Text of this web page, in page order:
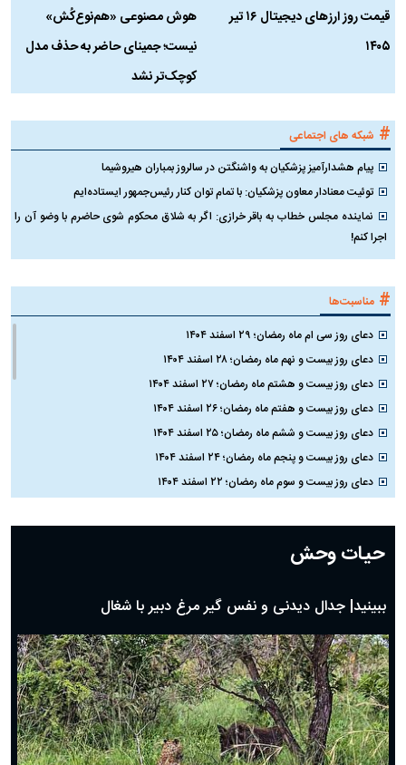
قیمت روز ارز‌های دیجیتال ۱۶ تیر
۱۴۰۵
هوش مصنوعی «هم‌نوع‌کُش»
نیست؛ جمینای حاضر به حذف مدل
کوچک‌تر نشد
# شبکه های اجتماعی
پیام هشدارآمیز پزشکیان به واشنگتن در سالروز بمباران هیروشیما
توئیت معنادار معاون پزشکیان: با تمام توان کنار رئیس‌جمهور ایستاده‌ایم
نماینده مجلس خطاب به باقر خرازی: اگر به شلاق محکوم شوی حاضرم با وضو آن را
اجرا کنم!
# مناسبت‌ها
دعای روز سی ام ماه رمضان؛ ۲۹ اسفند ۱۴۰۴
دعای روز بیست و نهم ماه رمضان؛ ۲۸ اسفند ۱۴۰۴
دعای روز بیست و هشتم ماه رمضان؛ ۲۷ اسفند ۱۴۰۴
دعای روز بیست و هفتم ماه رمضان؛ ۲۶ اسفند ۱۴۰۴
دعای روز بیست و ششم ماه رمضان؛ ۲۵ اسفند ۱۴۰۴
دعای روز بیست و پنجم ماه رمضان؛ ۲۴ اسفند ۱۴۰۴
دعای روز بیست و سوم ماه رمضان؛ ۲۲ اسفند ۱۴۰۴
دعای روز بیستم ماه رمضان؛ ۱۹ اسفند ۱۴۰۴
دعای روز هشتم ماه مبارک رمضان؛ ۷ اسفند ماه ۱۴۰۴
دعای روز ششم ماه رمضان؛ ۵ اسفند ۱۴۰۴
دعای روز چهارم ماه مبارک رمضان؛ ۳ اسفند ۱۴۰۴
دعای روز سوم ماه مبارک رمضان؛ ۱۴ اسفند ۱۴۰۴
دعای روز دوم ماه مبارک رمضان ۱ اسفند ماه ۱۴۰۴
دعای روز اول ماه مبارک رمضان، ۳۰ بهمن ۱۴۰۴
حضرت زینب(س) چگونه از دنیا رفت؟
حیات وحش